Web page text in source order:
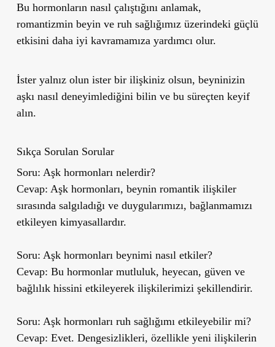
Bu hormonların nasıl çalıştığını anlamak,
romantizmin beyin ve ruh sağlığımız üzerindeki güçlü
etkisini daha iyi kavramamıza yardımcı olur.
İster yalnız olun ister bir ilişkiniz olsun, beyninizin
aşkı nasıl deneyimlediğini bilin ve bu süreçten keyif
alın.
Sıkça Sorulan Sorular
Soru: Aşk hormonları nelerdir?
Cevap: Aşk hormonları, beynin romantik ilişkiler
sırasında salgıladığı ve duygularımızı, bağlanmamızı
etkileyen kimyasallardır.
Soru: Aşk hormonları beynimi nasıl etkiler?
Cevap: Bu hormonlar mutluluk, heyecan, güven ve
bağlılık hissini etkileyerek ilişkilerimizi şekillendirir.
Soru: Aşk hormonları ruh sağlığımı etkileyebilir mi?
Cevap: Evet. Dengesizlikleri, özellikle yeni ilişkilerin